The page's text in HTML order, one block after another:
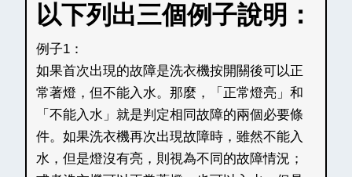
以下列出三個例子說明：
例子1：
如果首次出現的故障是洗衣機按開關後可以正
常著燈，但不能入水。那麼，「正常燈亮」和
「不能入水」就是判定相同故障的兩個必要條
件。如果洗衣機再次出現故障時，雖然不能入
水，但是燈沒有亮，則視為不同的故障情況；